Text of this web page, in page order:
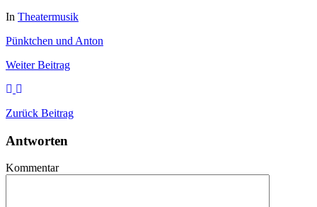
In Theatermusik
Pünktchen und Anton
WeiterBeitrag
Zurück Beitrag
Antworten
Kommentar